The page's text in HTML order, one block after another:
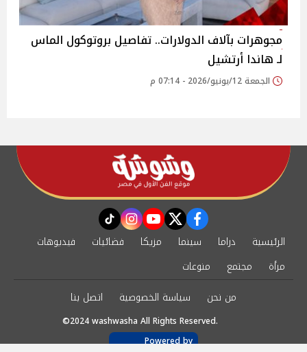
مجوهرات بآلاف الدولارات.. تفاصيل بروتوكول الماس
لـ هاندا أرتشيل
الجمعة 12/يونيو/2026 - 07:14 م
facebook
twitter
youtube
instagram
tiktok
الرئيسية دراما سينما مزيكا فضائيات
فيديوهات
مرأة
مجتمع
منوعات
من نحن
سياسة الخصوصية اتصل بنا
©2024 washwasha All Rights Reserved.
Powered by